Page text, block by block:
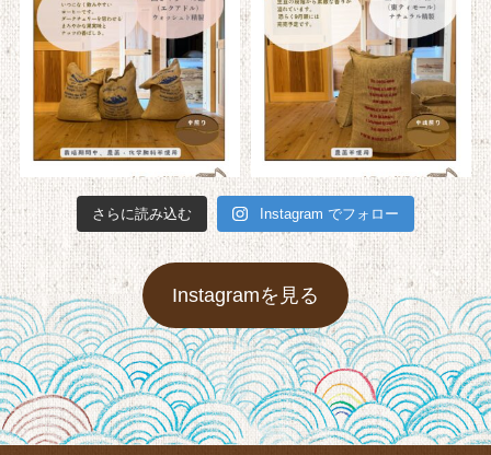
さらに読み込む Instagram でフォロー
Instagramを見る